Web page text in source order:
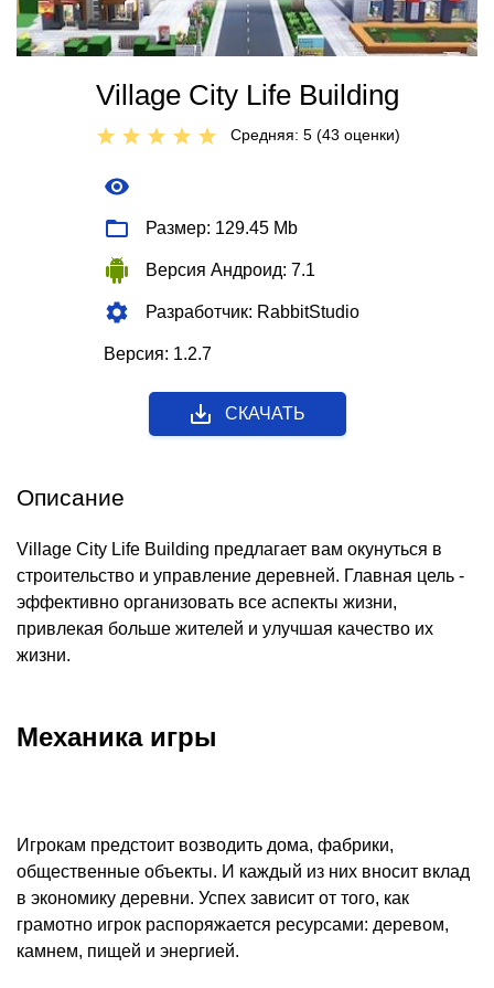
Village City Life Building
Средняя: 5 (43 оценки)
Размер: 129.45 Mb
Версия Андроид: 7.1
Разработчик: RabbitStudio
Версия: 1.2.7
СКАЧАТЬ
Описание
Village City Life Building предлагает вам окунуться в
строительство и управление деревней. Главная цель -
эффективно организовать все аспекты жизни,
привлекая больше жителей и улучшая качество их
жизни.
Механика игры
Игрокам предстоит возводить дома, фабрики,
общественные объекты. И каждый из них вносит вклад
в экономику деревни. Успех зависит от того, как
грамотно игрок распоряжается ресурсами: деревом,
камнем, пищей и энергией.